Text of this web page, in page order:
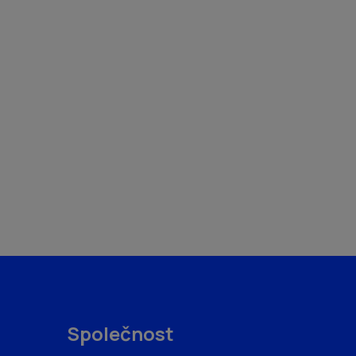
Společnost